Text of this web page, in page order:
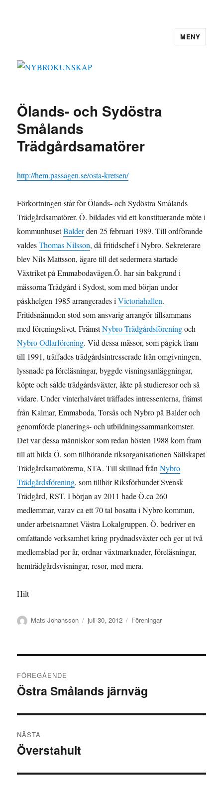
MENY
Ölands- och Sydöstra
Smålands
Trädgårdsamatörer
http://hem.passagen.se/osta-kretsen/
Förkortningen står för Ölands- och Sydöstra Smålands
Trädgårdsamatörer. Ö. bildades vid ett konstituerande möte i
kommunhusetBalderden 25 februari 1989. Till ordförande
valdesThomas Nilsson, då fritidschef i Nybro. Sekreterare
blev Nils Mattsson, ägare till det sedermera startade
Växtriket på Emmabodavägen.Ö. har sin bakgrund i
mässorna Trädgård i Sydost, som med början under
påskhelgen 1985 arrangerades iVictoriahallen.
Fritidsnämnden stod som ansvarig arrangör tillsammans
med föreningslivet. FrämstNybro Trädgårdsföreningoch
Nybro Odlarförening. Vid dessa mässor, som pågick fram
till 1991, träffades trädgårdsintresserade från omgivningen,
lyssnade på föreläsningar, byggde visningsanläggningar,
köpte och sålde trädgårdsväxter, åkte på studieresor och så
vidare. Under vinterhalvåret träffades intressenterna, främst
från Kalmar, Emmaboda, Torsås och Nybro på Balder och
genomförde planerings- och utbildningssammankomster.
Det var dessa människor som redan hösten 1988 kom fram
till att bilda Ö. som tillhörande riksorganisationen Sällskapet
Trädgårdsamatörerna, STA. Till skillnad frånNybro
Trädgårdsförening, som tillhör Riksförbundet Svensk
Trädgård, RST. I början av 2011 hade Ö.ca 260
medlemmar, varav ca ett 70 tal bosatta i Nybro kommun,
under arbetsnamnet Västra Lokalgruppen. Ö. bedriver en
omfattande verksamhet kring prydnadsväxter och ger ut två
medlemsblad per år, ordnar växtmarknader, föreläsningar,
hemträdgårdsvisningar, resor, med mera.
Hilt
Författare
Mats Johansson
Publicerat
juli 30, 2012 Kategorier
Föreningar
FÖREGÅENDE
Föregående
Östra Smålands järnväg
NÄSTA
Nästa
Överstahult